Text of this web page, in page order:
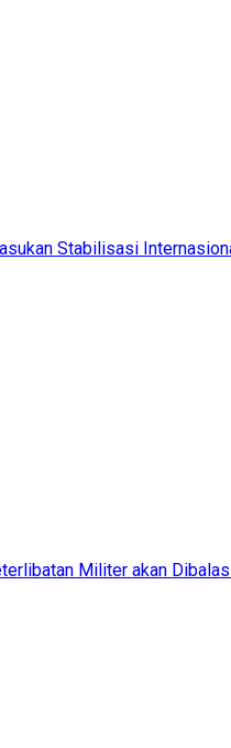
Stabilisasi
Militer akan